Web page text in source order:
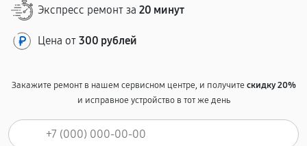
Экспресс ремонт за 20 минут
Цена от 300 рублей
Закажите ремонт в нашем сервисном центре, и получитескидку 20%
и исправное устройство в тот же день